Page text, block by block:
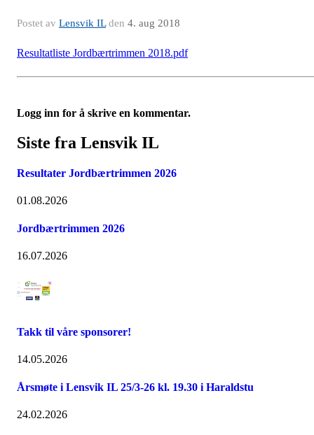
Postet av Lensvik ILden 4. aug 2018
Resultatliste Jordbærtrimmen 2018.pdf
Logg inn for å skrive en kommentar.
Siste fra Lensvik IL
Resultater Jordbærtrimmen 2026
01.08.2026
Jordbærtrimmen 2026
16.07.2026
Takk til våre sponsorer!
14.05.2026
Årsmøte i Lensvik IL 25/3-26 kl. 19.30 i Haraldstu
24.02.2026